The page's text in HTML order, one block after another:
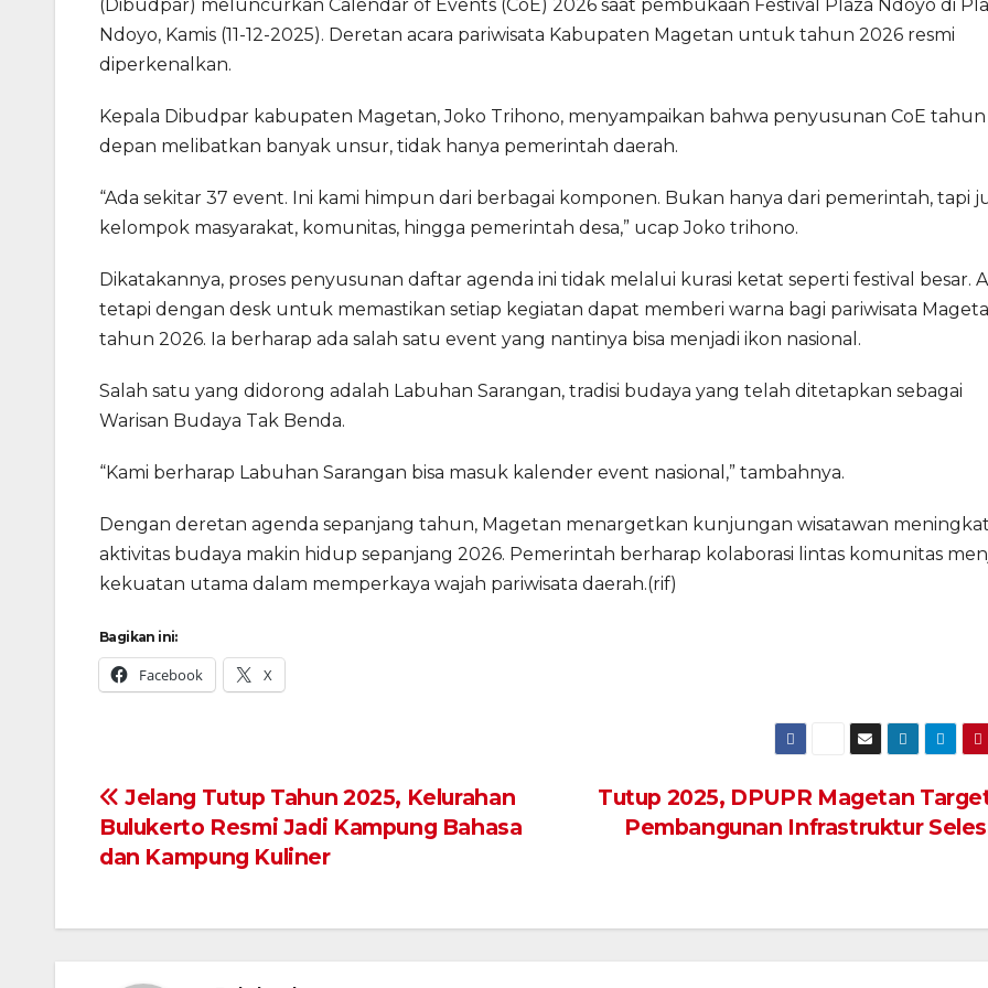
(Dibudpar) meluncurkan Calendar of Events (CoE) 2026 saat pembukaan Festival Plaza Ndoyo di
Ndoyo, Kamis (11-12-2025). Deretan acara pariwisata Kabupaten Magetan untuk tahun 2026 resmi
diperkenalkan.
Kepala Dibudpar kabupaten Magetan, Joko Trihono, menyampaikan bahwa penyusunan CoE tahun
depan melibatkan banyak unsur, tidak hanya pemerintah daerah.
“Ada sekitar 37 event. Ini kami himpun dari berbagai komponen. Bukan hanya dari pemerintah, tapi
kelompok masyarakat, komunitas, hingga pemerintah desa,” ucap Joko trihono.
Dikatakannya, proses penyusunan daftar agenda ini tidak melalui kurasi ketat seperti festival besar.
tetapi dengan desk untuk memastikan setiap kegiatan dapat memberi warna bagi pariwisata
tahun 2026. Ia berharap ada salah satu event yang nantinya bisa menjadi ikon nasional.
Salah satu yang didorong adalah Labuhan Sarangan, tradisi budaya yang telah ditetapkan sebagai
Warisan Budaya Tak Benda.
“Kami berharap Labuhan Sarangan bisa masuk kalender event nasional,” tambahnya.
Dengan deretan agenda sepanjang tahun, Magetan menargetkan kunjungan wisatawan
aktivitas budaya makin hidup sepanjang 2026. Pemerintah berharap kolaborasi lintas komunitas
kekuatan utama dalam memperkaya wajah pariwisata daerah.(rif)
Bagikan ini:
Facebook X
Navigasi
pos
Tutup 2025, DPUPR Magetan
Pembangunan Infrastruktur
Jelang Tutup Tahun 2025, Kelurahan
Bulukerto Resmi Jadi Kampung Bahasa
dan Kampung Kuliner